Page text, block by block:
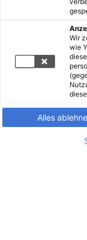
Wir
wie
Alles